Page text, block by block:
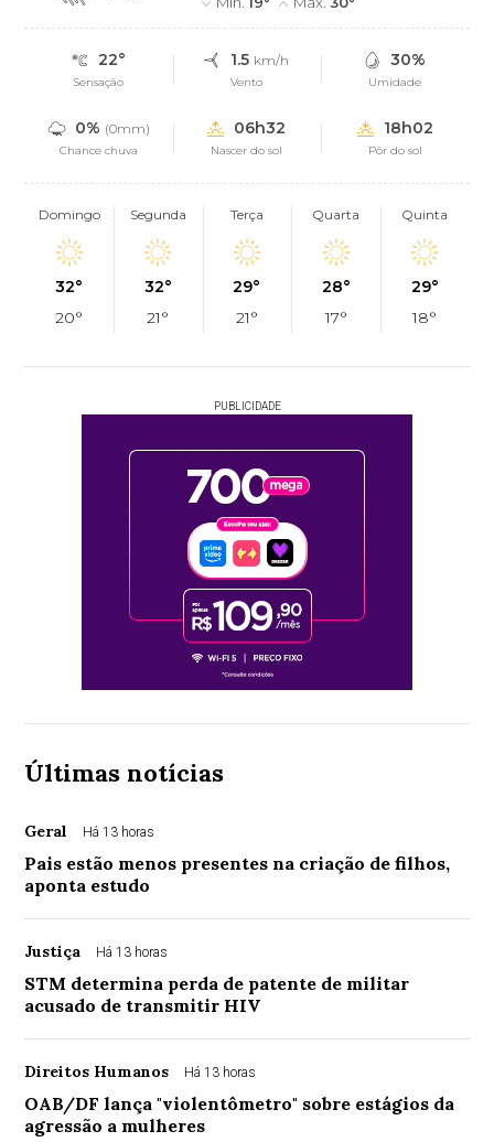
22°
Sensação
1.5 km/h
Vento
30%
Umidade
0% (0mm)
Chance chuva
06h32
Nascer do sol
18h02
Pôr do sol
Domingo
32°
20°
Segunda
32°
21°
Terça
29°
21°
Quarta
28°
17°
Quinta
29°
18°
PUBLICIDADE
Últimas notícias
Geral Há 13 horas
Pais estão menos presentes na criação de filhos,
aponta estudo
Justiça Há 13 horas
STM determina perda de patente de militar
acusado de transmitir HIV
Direitos Humanos Há 13 horas
OAB/DF lança "violentômetro" sobre estágios da
agressão a mulheres